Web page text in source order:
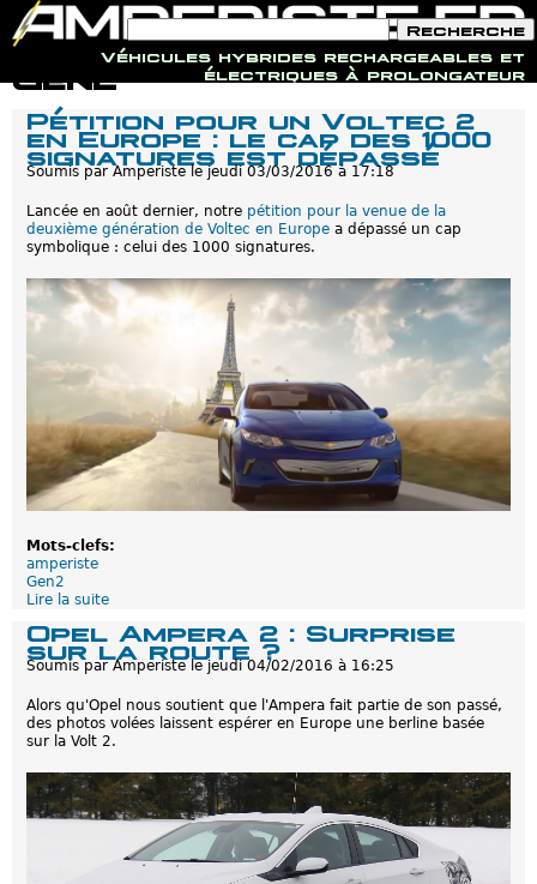
Jump to navigation
Véhicules hybrides rechargeables et
électriques à prolongateur
o
r
m
l
a
i
r
d
e
r
c
h
e
e
e
c
h
r
c
h
e
Gen2
Pétition pour un Voltec 2
en Europe : le cap des 1000
signatures est dépassé
Soumis parAmperistelejeudi 03/03/2016 à 17:18
Lancée en août dernier, notre pétition pour la venue de la
deuxième génération de Voltec en Europe a dépassé un cap
symbolique : celui des 1000 signatures.
Mots-clefs:
amperiste
Gen2
Lire la suite
é
t
t
i
o
p
o
u
Opel Ampera 2 : Surprise
sur la route ?
Soumis parAmperistelejeudi 04/02/2016 à 16:25
Alors qu'Opel nous soutient que l'Ampera fait partie de son passé,
des photos volées laissent espérer en Europe une berline basée
sur la Volt 2.